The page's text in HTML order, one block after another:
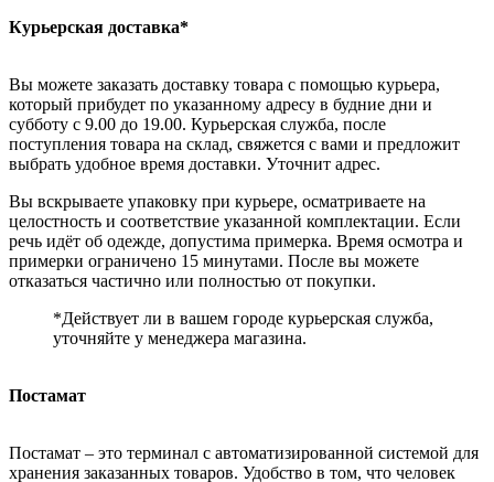
Курьерская доставка*
Вы можете заказать доставку товара с помощью курьера,
который прибудет по указанному адресу в будние дни и
субботу с 9.00 до 19.00. Курьерская служба, после
поступления товара на склад, свяжется с вами и предложит
выбрать удобное время доставки. Уточнит адрес.
Вы вскрываете упаковку при курьере, осматриваете на
целостность и соответствие указанной комплектации. Если
речь идёт об одежде, допустима примерка. Время осмотра и
примерки ограничено 15 минутами. После вы можете
отказаться частично или полностью от покупки.
*Действует ли в вашем городе курьерская служба,
уточняйте у менеджера магазина.
Постамат
Постамат – это терминал с автоматизированной системой для
хранения заказанных товаров. Удобство в том, что человек